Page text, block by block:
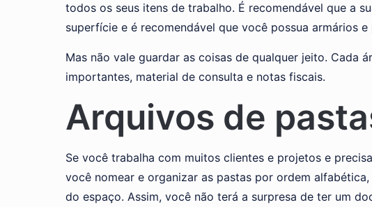
todos os seus itens de trabalho. É recomendável que a
superfície e é recomendável que você possua armários e
Mas não vale guardar as coisas de qualquer jeito. Cada
importantes, material de consulta e notas fiscais.
Arquivos de
Se você trabalha com muitos clientes e projetos e
você nomear e organizar as pastas por ordem
do espaço. Assim, você não terá a surpresa de ter um